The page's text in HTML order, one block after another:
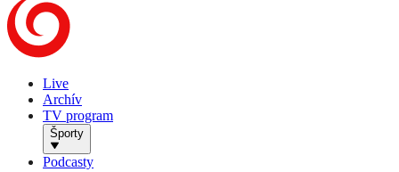
Live
Archív
TV program
Športy
Podcasty